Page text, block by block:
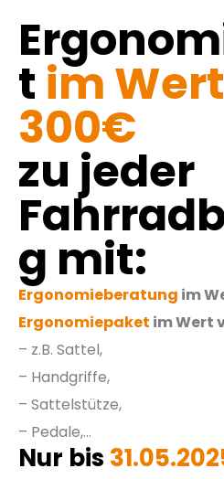
t im
300€
zu jeder
g mit:
Ergonomieberatung im
Ergonomiepaket im Wert
– z.B. Sattel,
– Handgriffe,
– Sattelstütze,
– Pedale,…
Nur bis